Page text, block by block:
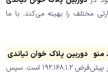
مختلف را بهینه می‌کند. با ما
دوربین پلاک خوان تیاندی
به‌طور پیش‌فرض 192.168.1.2 است. سپس